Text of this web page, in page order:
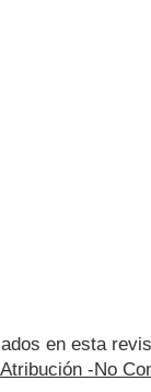
en esta
-No